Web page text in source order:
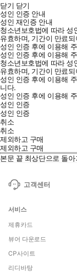
닫기 닫기
성인 인증 안내
성인 재인증 안내
청소년보호법에 따라 성
유효하며, 기간이 만료
성인 인증 후에 이용해
성인 인증 후에 이용해
청소년보호법에 따라 성
유효하며, 기간이 만료
성인 인증 후에 이용해
니다.
성인 인증 후에 이용해
성인 인증
성인 인증
취소
취소
제외하고 구매
제외하고 구매
본문 끝 최상단으로 돌아
고객센터
서비스
제휴카드
뷰어 다운로드
CP사이트
리디바탕